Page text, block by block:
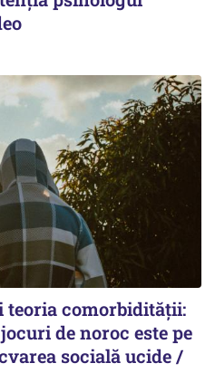
teoria comorbidității:
de noroc este pe
socială ucide /